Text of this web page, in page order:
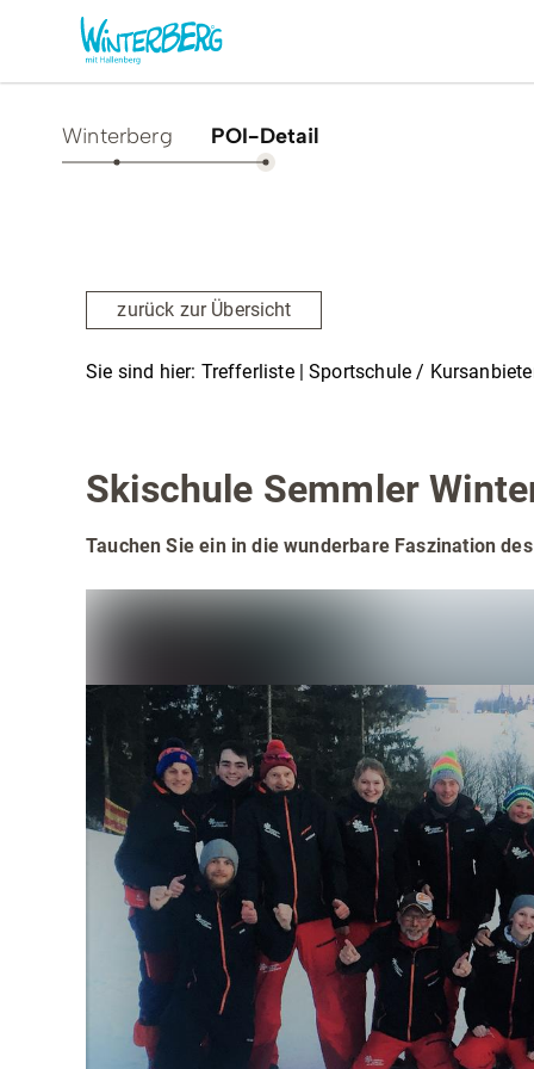
Winter
Freizeithighlights
Gruppenerlebnisse &
Teamevents
Tourenportal
Essen
Sauerland SommerCard
Winterberg POI-Detail
zurück zur Übersicht
Sie sind hier: Trefferliste | Sportschule /
Skischule Semmler
Tauchen Sie ein in die wunderbare Faszination